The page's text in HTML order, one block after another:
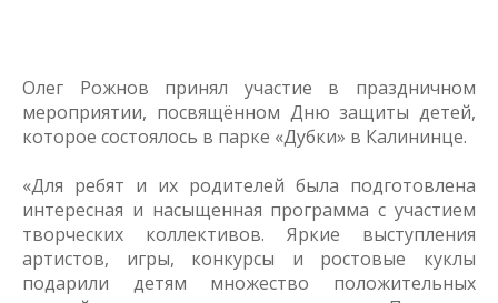
Олег Рожнов принял участие в праздничном
мероприятии, посвящённом Дню защиты детей,
которое состоялось в парке «Дубки» в Калининце.
«Для ребят и их родителей была подготовлена
интересная и насыщенная программа с участием
творческих коллективов. Яркие выступления
артистов, игры, конкурсы и ростовые куклы
подарили детям множество положительных